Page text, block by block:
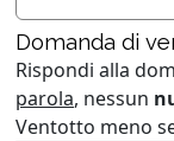
Domanda di
Rispondi alla
parola, nessun
Ventotto meno